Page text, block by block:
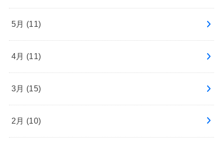
5月 (11)
4月 (11)
3月 (15)
2月 (10)